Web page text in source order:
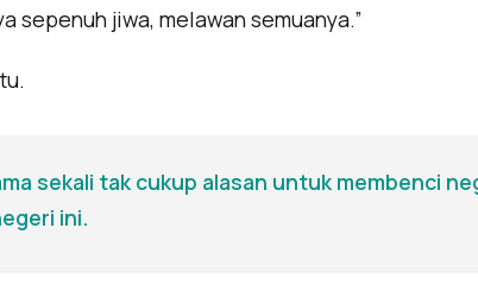
sepenuh jiwa, melawan semuanya.”
sekali tak cukup alasan untuk membenci
ini.